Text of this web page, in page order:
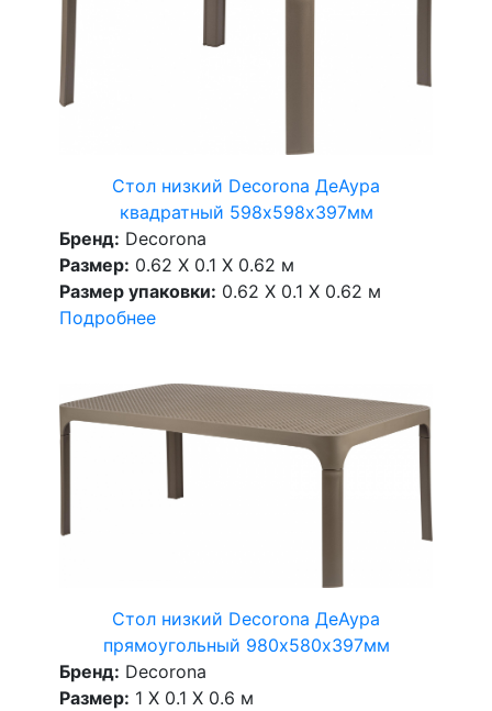
Стол низкий Decorona ДеАура
квадратный 598х598х397мм
Бренд: Decorona
Размер: 0.62 X 0.1 X 0.62 м
Размер упаковки: 0.62 X 0.1 X 0.62 м
Подробнее
Стол низкий Decorona ДеАура
прямоугольный 980х580х397мм
Бренд: Decorona
Размер: 1 X 0.1 X 0.6 м